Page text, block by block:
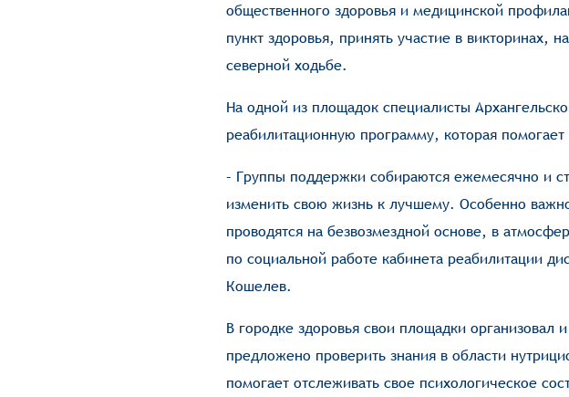
общественного здоровья и медицинской
пункт здоровья, принять участие в викторинах,
северной ходьбе.
На одной из площадок специалисты
реабилитационную программу, которая
– Группы поддержки собираются ежемесячно и
изменить свою жизнь к лучшему. Особенно
проводятся на безвозмездной основе, в
по социальной работе кабинета реабилитации
Кошелев.
В городке здоровья свои площадки
предложено проверить знания в области
помогает отслеживать свое психологическое